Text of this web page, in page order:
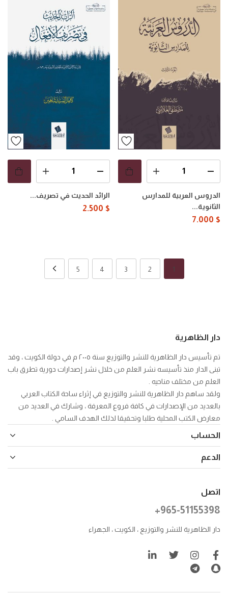
الدروس العربية للمدارس
الثانوية...
7.000 $
الرائد الحديث في تصريف...
2.500 $
1
2
3
4
5
دار الظاهرية
تم تأسيس دار الظاهرية للنشر والتوزيع سنة ٢٠٠٥ م في دولة الكويت ، وقد
تبنى الدار منذ تأسيسه نشر العلم من خلال نشر إصدارات دورية تطرق باب
العلم من مختلف مناحيه .
ولقد ساهم دار الظاهرية للنشر والتوزيع في إثراء ساحة الكتاب العربي
بالعديد من الإصدارات في كافة فروع المعرفة ، وشارك في العديد من
معارض الكتب المحلية طلبا وتحقيقا لذلك الهدف السامي .
الحساب
الدعم
اتصل
+965-51155398
دار الظاهرية للنشر والتوزيع ، الكويت ، الجهراء